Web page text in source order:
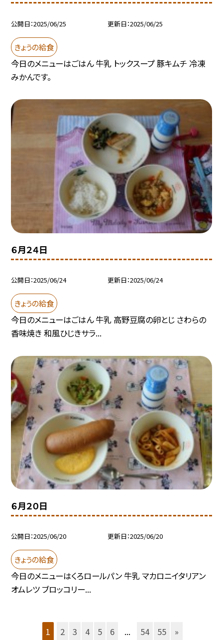
公開日 2025/06/25 更新日 2025/06/25
きょうの給食
今日のメニューはごはん 牛乳 トックスープ 豚キムチ 冷凍
みかんです。
６月２４日
公開日 2025/06/24 更新日 2025/06/24
きょうの給食
今日のメニューはごはん 牛乳 高野豆腐の卵とじ さわらの
香味焼き 和風ひじきサラ...
６月２０日
公開日 2025/06/20 更新日 2025/06/20
きょうの給食
今日のメニューはくろロールパン 牛乳 マカロニイタリアン
オムレツ ブロッコリー...
1 2 3 4 5 6 ... 54 55 »